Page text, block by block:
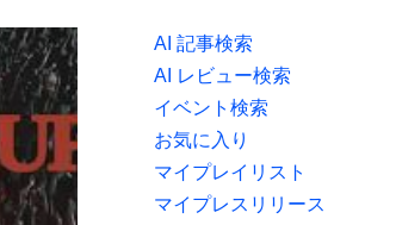
AI 記事検索
AI レビュー検索
イベント検索
お気に入り
マイプレイリスト
マイプレスリリース